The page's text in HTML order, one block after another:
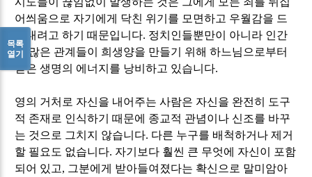
어씌움으로 자기에게 닥친 위기를 모면하고 우월감을 드
러내려고 하기 때문입니다. 정치인들뿐만이 아니라 인간
의 많은 관계들이 희생양을 만들기 위해 하느님으로부터
받은 생명의 에너지를 낭비하고 있습니다.
영의 거처로 자신을 내어주는 사람은 자신을 완전히 도구
적 존재로 인식하기 때문에 종교적 관념이나 신조를 바꾸
는 것으로 그치지 않습니다. 다른 누구를 배척하거나 제거
할 필요도 없습니다. 자기보다 훨씬 큰 무엇에 자신이 포함
되어 있고, 그분에게 받아들여졌다는 확신으로 말미암아
목록
열기